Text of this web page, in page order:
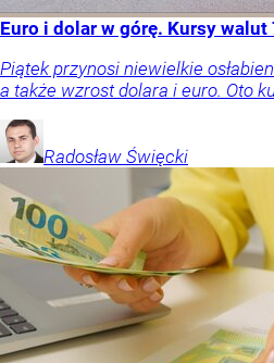
Euro i dolar w górę. Kursy walut
Piątek przynosi niewielkie
a także wzrost dolara i euro. Oto
Radosław Święcki